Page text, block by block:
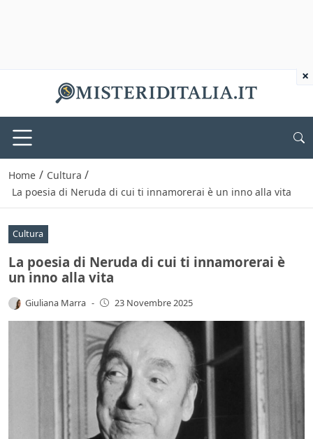
Home / Cultura /
La poesia di Neruda di cui ti innamorerai è un inno alla vita
Cultura
La poesia di Neruda di cui ti innamorerai è
un inno alla vita
Giuliana Marra - 23 Novembre 2025
×